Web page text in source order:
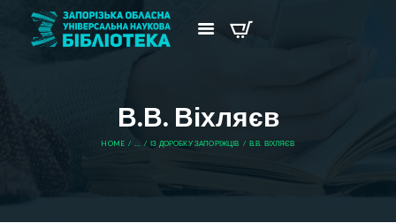
В.В. Віхляєв
HOME ... ІЗ ДОРОБКУ ЗАПОРІЖЦІВ В.В. ВІХЛЯЄВ